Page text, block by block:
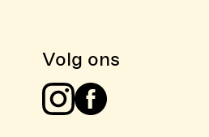
ZONE
Volg ons